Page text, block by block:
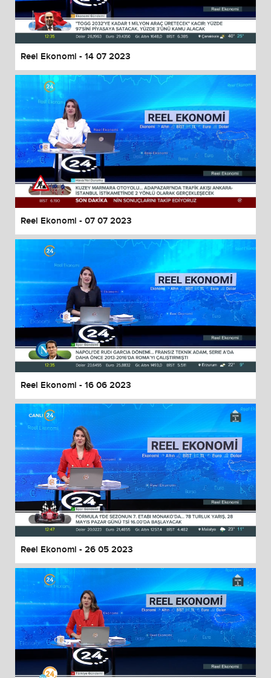
End of dialog window.
Reel Ekonomi - 14 07 2023
Reel Ekonomi - 07 07 2023
Reel Ekonomi - 16 06 2023
Reel Ekonomi - 26 05 2023